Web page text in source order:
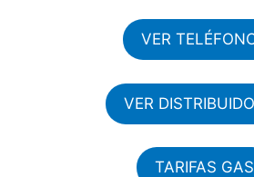
VER
VER
TARIFAS GAS